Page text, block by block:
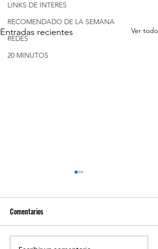
LINKS DE INTERES
RECOMENDADO DE LA SEMANA
REDES
20 MINUTOS
Entradas recientes Ver todo
Comentarios